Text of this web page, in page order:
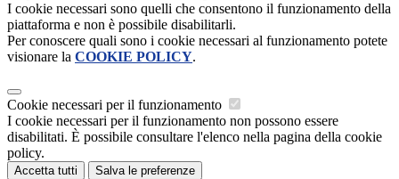
I cookie necessari sono quelli che consentono il funzionamento della
piattaforma e non è possibile disabilitarli.
Per conoscere quali sono i cookie necessari al funzionamento potete
visionare la COOKIE POLICY.
Cookie necessari per il funzionamento
I cookie necessari per il funzionamento non possono essere
disabilitati. È possibile consultare l'elenco nella pagina della cookie
policy.
Accetta tutti Salva le preferenze